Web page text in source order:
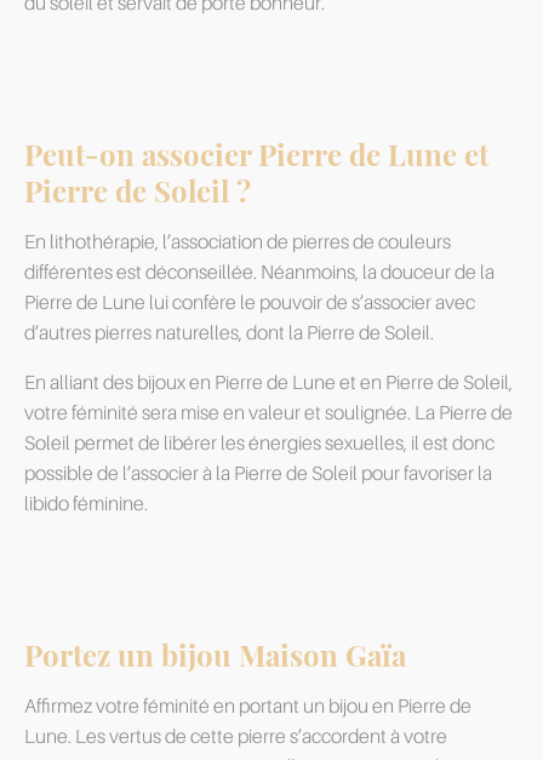
Peut-on associer Pierre de Lune et
Pierre de Soleil ?
En lithothérapie, l’association de pierres de couleurs
différentes est déconseillée. Néanmoins, la douceur de la
Pierre de Lune lui confère le pouvoir de s’associer avec
d’autres pierres naturelles, dont la Pierre de Soleil.
En alliant des bijoux en Pierre de Lune et en Pierre de Soleil,
votre féminité sera mise en valeur et soulignée. La Pierre de
Soleil permet de libérer les énergies sexuelles, il est donc
possible de l’associer à la Pierre de Soleil pour favoriser la
libido féminine.
Portez un bijou Maison Gaïa
Affirmez votre féminité en portant un bijou en Pierre de
Lune. Les vertus de cette pierre s’accordent à votre